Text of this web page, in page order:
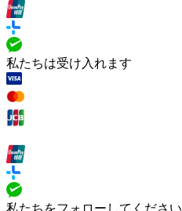
私たちは受け入れます
私たちをフォローしてください